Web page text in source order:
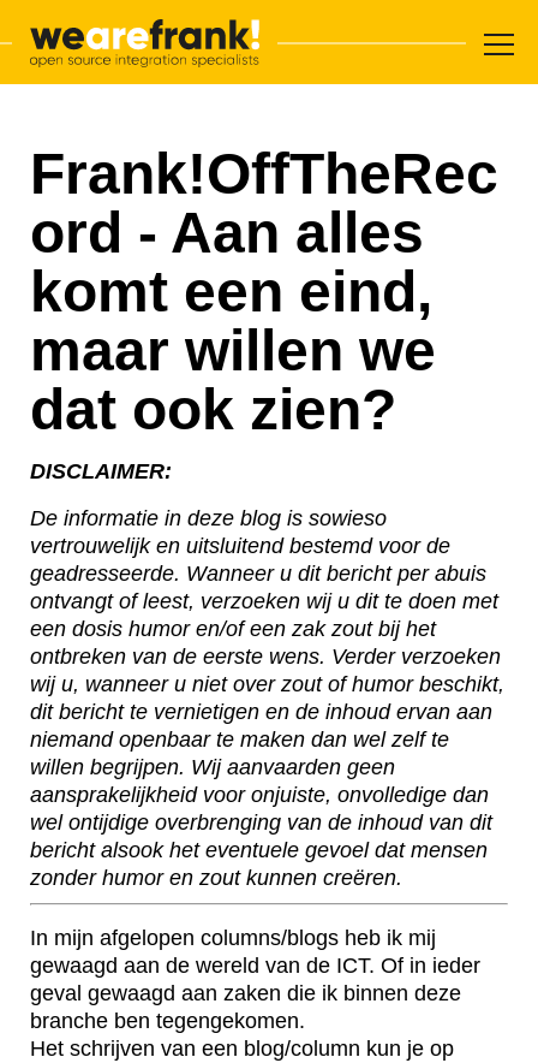
WeAreFrank!
Frank!OffTheRec
ord - Aan alles
komt een eind,
maar willen we
dat ook zien?
DISCLAIMER:
De informatie in deze blog is sowieso
vertrouwelijk en uitsluitend bestemd voor de
geadresseerde. Wanneer u dit bericht per abuis
ontvangt of leest, verzoeken wij u dit te doen met
een dosis humor en/of een zak zout bij het
ontbreken van de eerste wens. Verder verzoeken
wij u, wanneer u niet over zout of humor beschikt,
dit bericht te vernietigen en de inhoud ervan aan
niemand openbaar te maken dan wel zelf te
willen begrijpen. Wij aanvaarden geen
aansprakelijkheid voor onjuiste, onvolledige dan
wel ontijdige overbrenging van de inhoud van dit
bericht alsook het eventuele gevoel dat mensen
zonder humor en zout kunnen creëren.
In mijn afgelopen columns/blogs heb ik mij
gewaagd aan de wereld van de ICT. Of in ieder
geval gewaagd aan zaken die ik binnen deze
branche ben tegengekomen.
Het schrijven van een blog/column kun je op